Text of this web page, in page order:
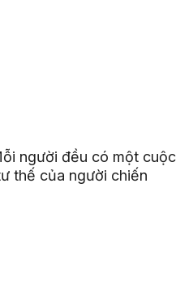
người đều có một cuộc
thế của người chiến